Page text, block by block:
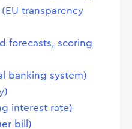
transparency
forecasts, scoring
banking system)
interest rate)
bill)